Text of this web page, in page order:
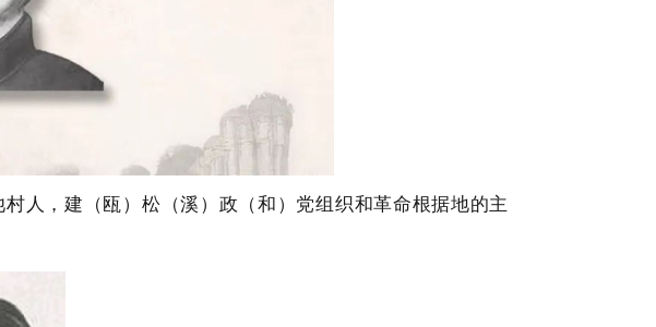
人，建（瓯）松（溪）政（和）党组织和革命根据地的主